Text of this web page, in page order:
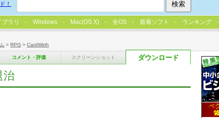
> RPG > CardWirth
コメント・評価 スクリーンショット ダウンロード
治
！
ブラリ Windows Mac(OS X) 全OS 新着ソフト ランキング